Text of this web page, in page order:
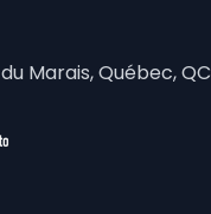
Marais, Québec, QC